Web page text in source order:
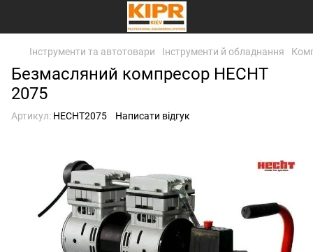
Інструменти та автотовари Інструменти й обладнання
Безмасляний компресор HECHT
2075
Артикул: HECHT2075 Написати відгук